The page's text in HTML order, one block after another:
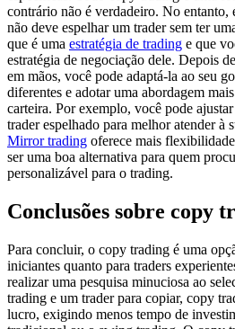
contrário não é verdadeiro. No entanto,
não deve espelhar um trader sem ter
que é uma estratégia de trading e que
estratégia de negociação dele. Depois
em mãos, você pode adaptá-la ao seu
diferentes e adotar uma abordagem
carteira. Por exemplo, você pode
trader espelhado para melhor atender à
Mirror trading oferece mais
ser uma boa alternativa para quem
personalizável para o trading.
Conclusões sobre copy
Para concluir, o copy trading é uma
iniciantes quanto para traders
realizar uma pesquisa minuciosa ao
trading e um trader para copiar, copy
lucro, exigindo menos tempo de